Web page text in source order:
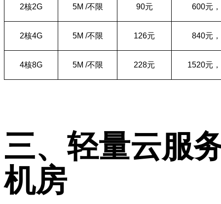
2核2G 5M /不限 90元 600元，
2核4G 5M /不限 126元 840元，
4核8G 5M /不限 228元 1520元，
三、轻量云服
机房